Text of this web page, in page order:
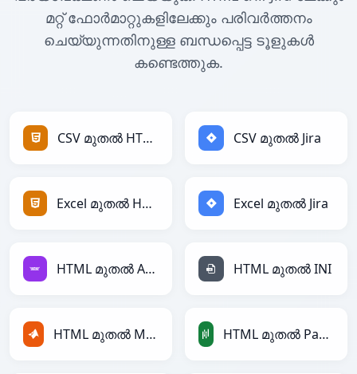
മറ്റ് ഫോർമാറ്റുകളിലേക്കും പരിവർത്തനം
ചെയ്യുന്നതിനുള്ള ബന്ധപ്പെട്ട ടൂളുകൾ
കണ്ടെത്തുക.
CSV മുതൽ HTML CSV മുതൽ Jira
Excel മുതൽ HTML Excel മുതൽ Jira
HTML മുതൽ Avro HTML മുതൽ INI
HTML മുതൽ MATLAB HTML മുതൽ PandasDataFrame